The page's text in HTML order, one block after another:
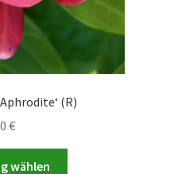
(R)
€
wählen